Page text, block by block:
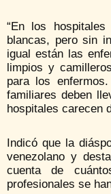
“En los
blancas, pero sin
igual están las
limpios y
para los
familiares deben
hospitales carecen
Indicó que la
venezolano y
cuenta de
profesionales se